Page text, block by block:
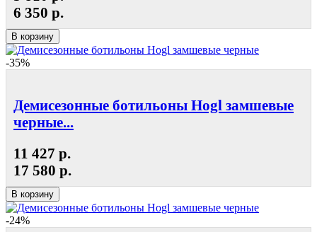
6 350 р.
В корзину
-35%
Демисезонные ботильоны Hogl замшевые
черные...
11 427 р.
17 580 р.
В корзину
-24%